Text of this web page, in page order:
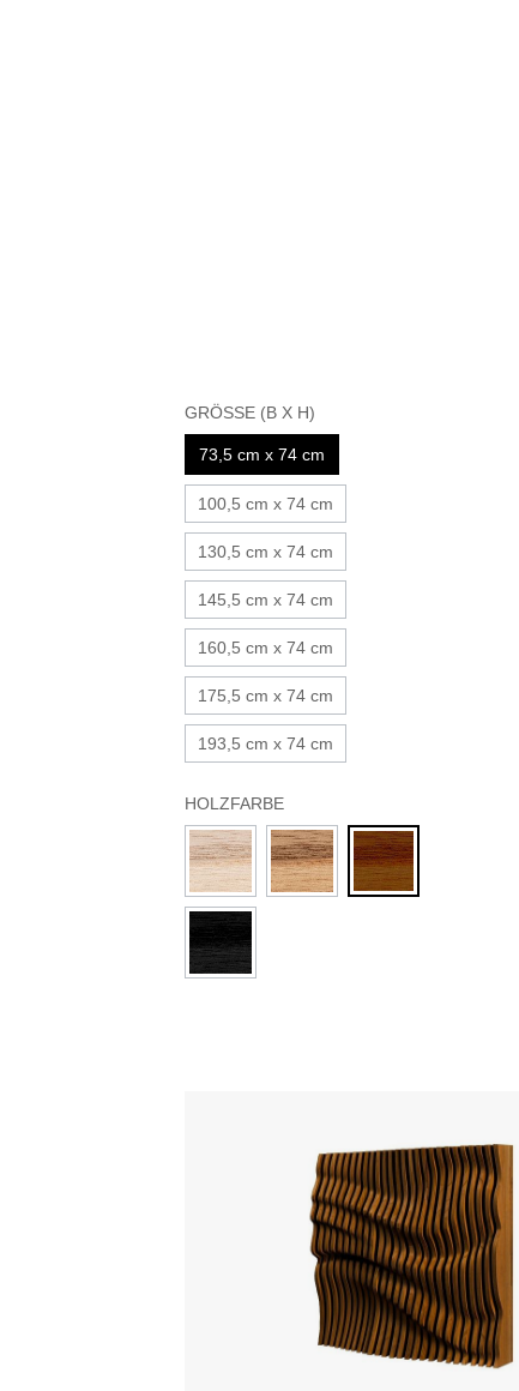
GRÖSSE (B X H)
73,5 cm x 74 cm
100,5 cm x 74 cm
130,5 cm x 74 cm
145,5 cm x 74 cm
160,5 cm x 74 cm
175,5 cm x 74 cm
193,5 cm x 74 cm
HOLZFARBE